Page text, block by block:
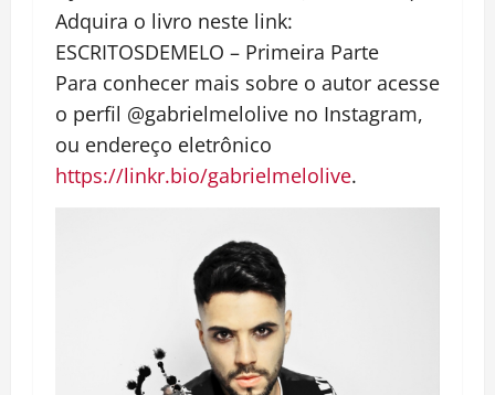
Adquira o livro neste link:
ESCRITOSDEMELO – Primeira Parte
Para conhecer mais sobre o autor acesse
o perfil @gabrielmelolive no Instagram,
ou endereço eletrônico
https://linkr.bio/gabrielmelolive.